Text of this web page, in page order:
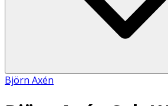
Björn Axén